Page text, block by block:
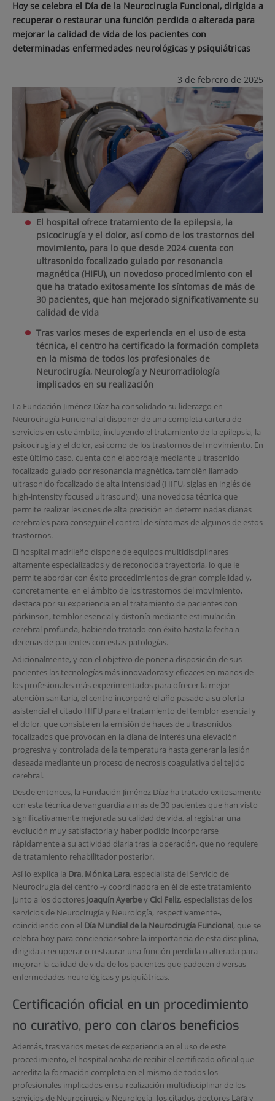
Hoy se celebra el Día de la Neurocirugía Funcional, dirigida a
recuperar o restaurar una función perdida o alterada para
mejorar la calidad de vida de los pacientes con
determinadas enfermedades neurológicas y psiquiátricas
3 de febrero de 2025
El hospital ofrece tratamiento de la epilepsia, la
psicocirugía y el dolor, así como de los trastornos del
movimiento, para lo que desde 2024 cuenta con
ultrasonido focalizado guiado por resonancia
magnética (HIFU), un novedoso procedimiento con el
que ha tratado exitosamente los síntomas de más de
30 pacientes, que han mejorado significativamente su
calidad de vida
Tras varios meses de experiencia en el uso de esta
técnica, el centro ha certificado la formación completa
en la misma de todos los profesionales de
Neurocirugía, Neurología y Neurorradiología
implicados en su realización
La Fundación Jiménez Díaz ha consolidado su liderazgo en
Neurocirugía Funcional al disponer de una completa cartera de
servicios en este ámbito, incluyendo el tratamiento de la epilepsia, la
psicocirugía y el dolor, así como de los trastornos del movimiento. En
este último caso, cuenta con el abordaje mediante ultrasonido
focalizado guiado por resonancia magnética, también llamado
ultrasonido focalizado de alta intensidad (HIFU, siglas en inglés de
high-intensity focused ultrasound), una novedosa técnica que
permite realizar lesiones de alta precisión en determinadas dianas
cerebrales para conseguir el control de síntomas de algunos de estos
trastornos.
El hospital madrileño dispone de equipos multidisciplinares
altamente especializados y de reconocida trayectoria, lo que le
permite abordar con éxito procedimientos de gran complejidad y,
concretamente, en el ámbito de los trastornos del movimiento,
destaca por su experiencia en el tratamiento de pacientes con
párkinson, temblor esencial y distonía mediante estimulación
cerebral profunda, habiendo tratado con éxito hasta la fecha a
decenas de pacientes con estas patologías.
Adicionalmente, y con el objetivo de poner a disposición de sus
pacientes las tecnologías más innovadoras y eficaces en manos de
los profesionales más experimentados para ofrecer la mejor
atención sanitaria, el centro incorporó el año pasado a su oferta
asistencial el citado HIFU para el tratamiento del temblor esencial y
el dolor, que consiste en la emisión de haces de ultrasonidos
focalizados que provocan en la diana de interés una elevación
progresiva y controlada de la temperatura hasta generar la lesión
deseada mediante un proceso de necrosis coagulativa del tejido
cerebral.
Desde entonces, la Fundación Jiménez Díaz ha tratado exitosamente
con esta técnica de vanguardia a más de 30 pacientes que han visto
significativamente mejorada su calidad de vida, al registrar una
evolución muy satisfactoria y haber podido incorporarse
rápidamente a su actividad diaria tras la operación, que no requiere
de tratamiento rehabilitador posterior.
Así lo explica la Dra. Mónica Lara, especialista del Servicio de
Neurocirugía del centro -y coordinadora en él de este tratamiento
junto a los doctoresJoaquín Ayerbey Cici Feliz, especialistas de los
servicios de Neurocirugía y Neurología, respectivamente-,
coincidiendo con el Día Mundial de la Neurocirugía Funcional, que se
celebra hoy para concienciar sobre la importancia de esta disciplina,
dirigida a recuperar o restaurar una función perdida o alterada para
mejorar la calidad de vida de los pacientes que padecen diversas
enfermedades neurológicas y psiquiátricas.
Certificación oficial en un procedimiento
no curativo, pero con claros beneficios
Además, tras varios meses de experiencia en el uso de este
procedimiento, el hospital acaba de recibir el certificado oficial que
acredita la formación completa en el mismo de todos los
profesionales implicados en su realización multidisciplinar de los
servicios de Neurocirugía y Neurología -los citados doctores Laray